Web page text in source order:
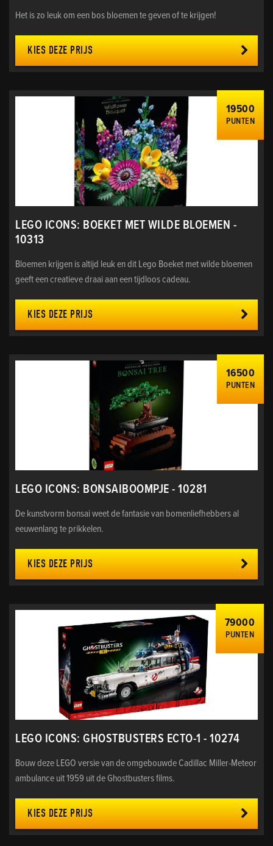
Het is zo leuk om een bos bloemen te geven of te krijgen!
KIES DEZE PRIJS
19500
PUNTEN
LEGO ICONS: BOEKET MET WILDE BLOEMEN -
10313
Bloemen krijgen is altijd leuk en dit Lego Boeket met wilde bloemen
geeft een creatieve draai aan een tijdloos cadeau.
KIES DEZE PRIJS
16500
PUNTEN
LEGO ICONS: BONSAIBOOMPJE - 10281
De kunstvorm bonsai weet de fantasie van bomenliefhebbers al
eeuwenlang te prikkelen.
KIES DEZE PRIJS
79000
PUNTEN
LEGO ICONS: GHOSTBUSTERS ECTO-1 - 10274
Bouw deze LEGO versie van de omgebouwde Cadillac Miller-Meteor
ambulance uit 1959 uit de Ghostbusters films.
KIES DEZE PRIJS